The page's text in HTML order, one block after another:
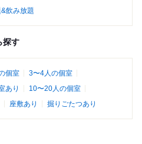
飲み放題
探す
個室
3〜4人の個室
あり
10〜20人の個室
座敷あり 掘りごたつあり